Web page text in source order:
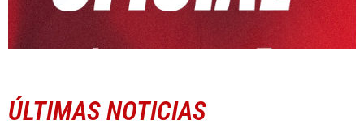
ÚLTIMAS NOTICIAS